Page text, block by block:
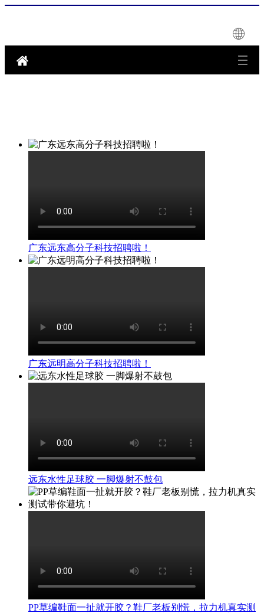
广东远东高分子科技招聘啦！
广东远明高分子科技招聘啦！
远东水性足球胶 一脚爆射不鼓包
PP草编鞋面一扯就开胶？鞋厂老板别慌，拉力机真实测